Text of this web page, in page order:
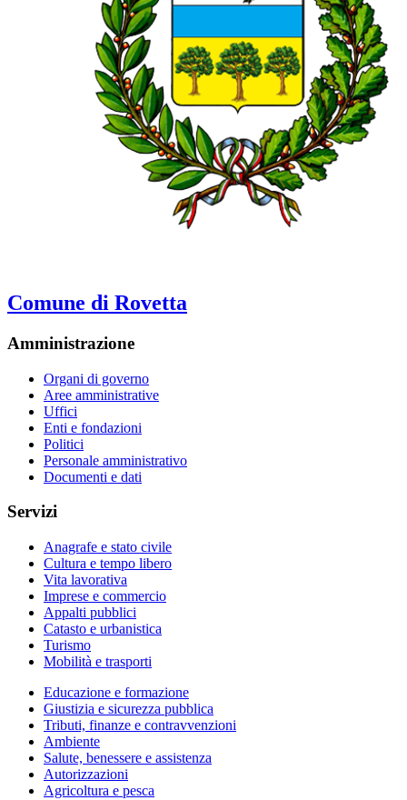
Comune di Rovetta
Amministrazione
Organi di governo
Aree amministrative
Uffici
Enti e fondazioni
Politici
Personale amministrativo
Documenti e dati
Servizi
Anagrafe e stato civile
Cultura e tempo libero
Vita lavorativa
Imprese e commercio
Appalti pubblici
Catasto e urbanistica
Turismo
Mobilità e trasporti
Educazione e formazione
Giustizia e sicurezza pubblica
Tributi, finanze e contravvenzioni
Ambiente
Salute, benessere e assistenza
Autorizzazioni
Agricoltura e pesca